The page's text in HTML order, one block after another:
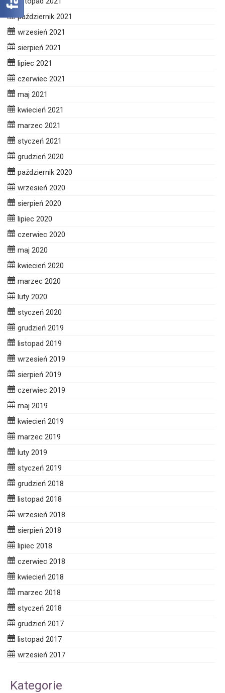
październik 2021
wrzesień 2021
sierpień 2021
lipiec 2021
czerwiec 2021
maj 2021
kwiecień 2021
marzec 2021
styczeń 2021
grudzień 2020
październik 2020
wrzesień 2020
sierpień 2020
lipiec 2020
czerwiec 2020
maj 2020
kwiecień 2020
marzec 2020
luty 2020
styczeń 2020
grudzień 2019
listopad 2019
wrzesień 2019
sierpień 2019
czerwiec 2019
maj 2019
kwiecień 2019
marzec 2019
luty 2019
styczeń 2019
grudzień 2018
listopad 2018
wrzesień 2018
sierpień 2018
lipiec 2018
czerwiec 2018
kwiecień 2018
marzec 2018
styczeń 2018
grudzień 2017
listopad 2017
wrzesień 2017
Kategorie